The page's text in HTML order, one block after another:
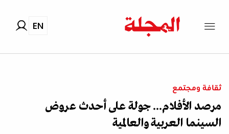
EN
ثقافة ومجتمع
مرصد الأفلام... جولة على أحدث عروض
السينما العربية والعالمية